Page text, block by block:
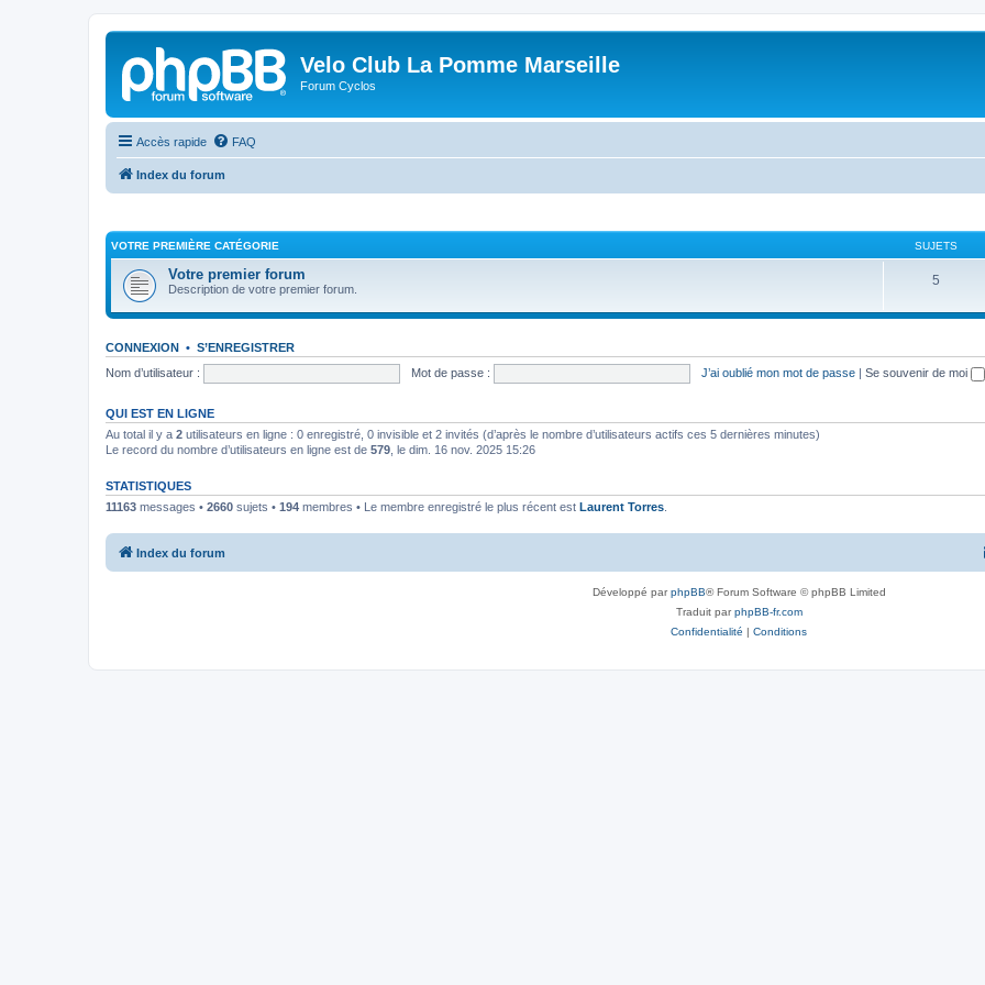
Velo Club La Pomme Marseille
Forum Cyclos
Accès rapide FAQ
Index du forum
VOTRE PREMIÈRE CATÉGORIE SUJETS
Votre premier forum
Description de votre premier forum.
5
CONNEXION • S’ENREGISTRER
Nom d’utilisateur :
Mot de passe : J’ai oublié mon mot de passe | Se souvenir de moi
QUI EST EN LIGNE
Au total il y a 2 utilisateurs en ligne : 0 enregistré, 0 invisible et 2 invités (d’après le nombre d’utilisateurs actifs ces 5 dernières minutes)
Le record du nombre d’utilisateurs en ligne est de 579 , le dim. 16 nov. 2025 15:26
STATISTIQUES
11163 messages • 2660 sujets • 194 membres • Le membre enregistré le plus récent est Laurent Torres
Index du forum
Développé parphpBB® Forum Software © phpBB Limited
Traduit parphpBB-fr.com
Confidentialité | Conditions